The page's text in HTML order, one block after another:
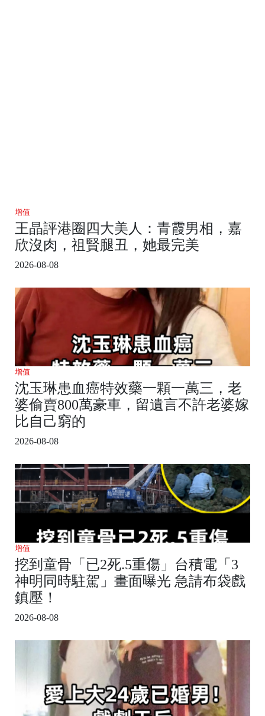
增值
王晶評港圈四大美人：青霞男相，嘉
欣沒肉，祖賢腿丑，她最完美
2026-08-08
增值
沈玉琳患血癌特效藥一顆一萬三，老
婆偷賣800萬豪車，留遺言不許老婆嫁
比自己窮的
2026-08-08
增值
挖到童骨「已2死.5重傷」台積電「3
神明同時駐駕」畫面曝光 急請布袋戲
鎮壓！
2026-08-08